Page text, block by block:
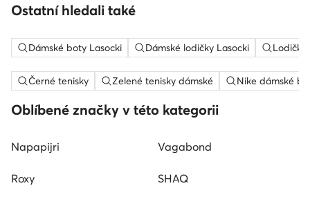
Ostatní hledali také
Dámské boty Lasocki Dámské lodičky Lasocki Lodičky
Černé tenisky Zelené tenisky dámské Nike dámské
Oblíbené značky v této kategorii
Napapijri Vagabond
Roxy SHAQ